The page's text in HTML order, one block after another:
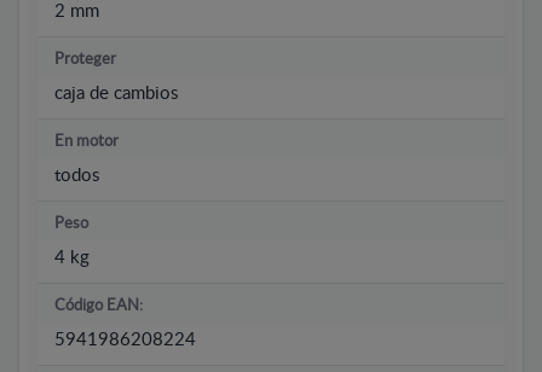
2 mm
Proteger
caja de cambios
En motor
todos
Peso
4 kg
Código EAN:
5941986208224